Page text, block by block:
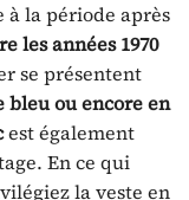
à la période après
les années 1970
se présentent
bleu ou encore en
est également
En ce qui
la veste en